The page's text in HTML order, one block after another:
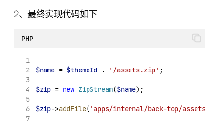
2、最终实现代码如下
PHP
$name = $themeId . '/assets.zip' ;
$zip = new ZipStream($name);
$zip->addFile('apps/internal/back-top/assets/